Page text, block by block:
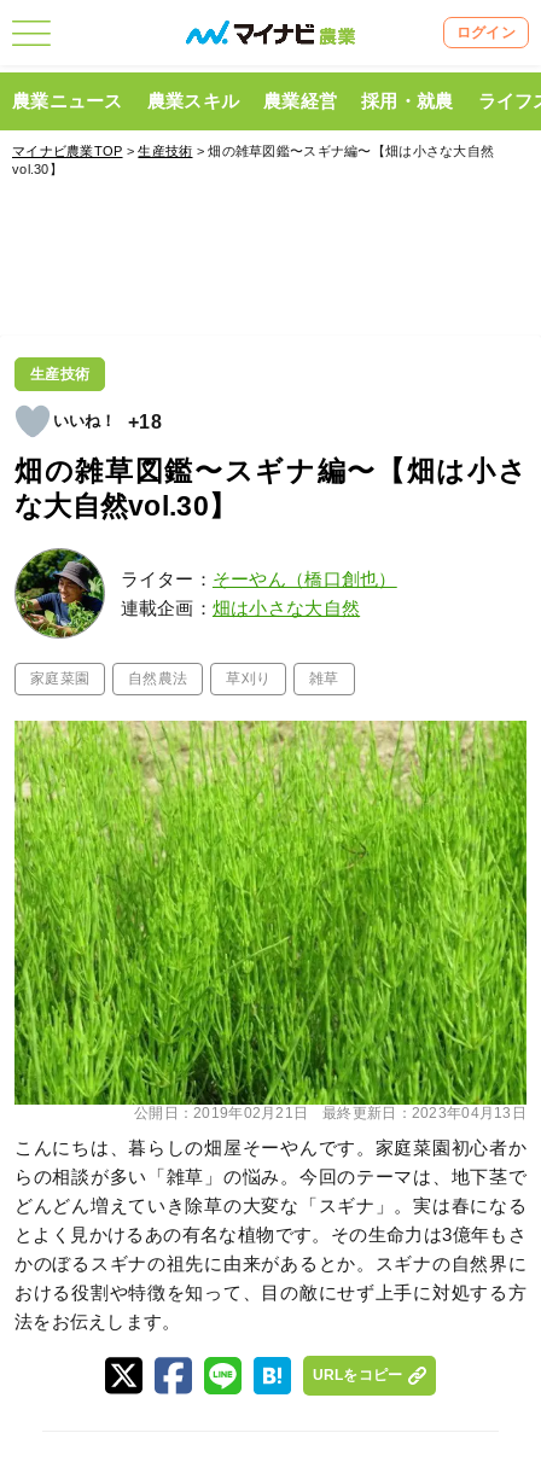
ログイン
農業ニュース 農業スキル 農業経営 採用・就農 ライフ
マイナビ農業TOP >生産技術 > 畑の雑草図鑑〜スギナ編〜【畑は小さな大自然
vol.30】
生産技術
+18
畑の雑草図鑑〜スギナ編〜【畑は小さ
な大自然vol.30】
ライター： そーやん（橋口創也）
連載企画： 畑は小さな大自然
家庭菜園 自然農法 草刈り 雑草
公開日：2019年02月21日 最終更新日： 2023年04月13日
こんにちは、暮らしの畑屋そーやんです。家庭菜園初心者か
らの相談が多い「雑草」の悩み。今回のテーマは、地下茎で
どんどん増えていき除草の大変な「スギナ」。実は春になる
とよく見かけるあの有名な植物です。その生命力は3億年もさ
かのぼるスギナの祖先に由来があるとか。スギナの自然界に
おける役割や特徴を知って、目の敵にせず上手に対処する方
法をお伝えします。
URLをコピー